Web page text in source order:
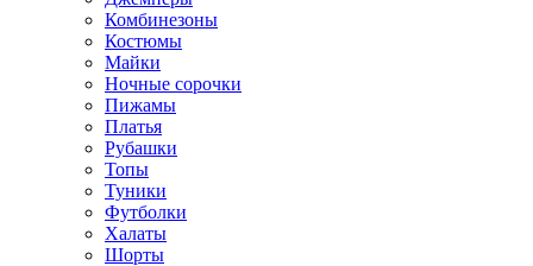
Комбинезоны
Костюмы
Майки
Ночные сорочки
Пижамы
Платья
Рубашки
Топы
Туники
Футболки
Халаты
Шорты